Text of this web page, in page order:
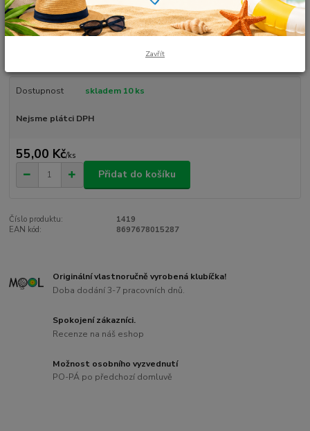
Krásná slabší lesklá příze vhodná na pletení a háčkování letních úpletů,
šatů, šátků, čepic, klouboučků. Složení: 100% akryl mikrovlákno Návin:
350 m Hmotnost: 100 g Doporučené jehlice: 2,5-3,5 mm Háček: 1-3 mm
Dostupnost skladem 10 ks
Nejsme plátci DPH
55,00 Kč/ks
Přidat do košíku
Číslo produktu:
1419
EAN kód:
8697678015287
Originální vlastnoručně vyrobená klubíčka!
Doba dodání 3-7 pracovních dnů.
Spokojení zákazníci.
Recenze na náš eshop
Možnost osobního vyzvednutí
PO-PÁ po předchozí domluvě
Zavřít